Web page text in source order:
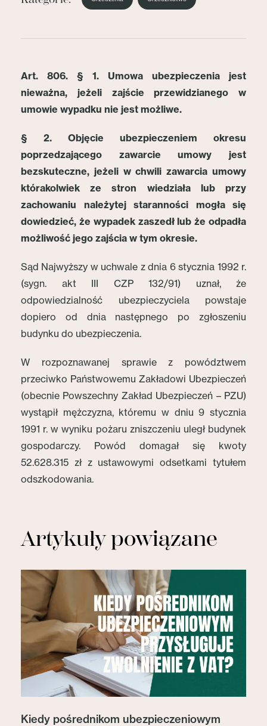
Art. 806. § 1. Umowa ubezpieczenia jest
nieważna, jeżeli zajście przewidzianego w
umowie wypadku nie jest możliwe.
§ 2. Objęcie ubezpieczeniem okresu
poprzedzającego zawarcie umowy jest
bezskuteczne, jeżeli w chwili zawarcia umowy
którakolwiek ze stron wiedziała lub przy
zachowaniu należytej staranności mogła się
dowiedzieć, że wypadek zaszedł lub że odpadła
możliwość jego zajścia w tym okresie.
Sąd Najwyższy w uchwale z dnia 6 stycznia 1992 r.
(sygn. akt III CZP 132/91) uznał, że
odpowiedzialność ubezpieczyciela powstaje
dopiero od dnia następnego po zgłoszeniu
budynku do ubezpieczenia.
W rozpoznawanej sprawie z powództwem
przeciwko Państwowemu Zakładowi Ubezpieczeń
(obecnie Powszechny Zakład Ubezpieczeń – PZU)
wystąpił mężczyzna, któremu w dniu 9 stycznia
1991 r. w wyniku pożaru zniszczeniu uległ budynek
gospodarczy. Powód domagał się kwoty
52.628.315 zł z ustawowymi odsetkami tytułem
odszkodowania.
Artykuły powiązane
Kiedy pośrednikom ubezpieczeniowym